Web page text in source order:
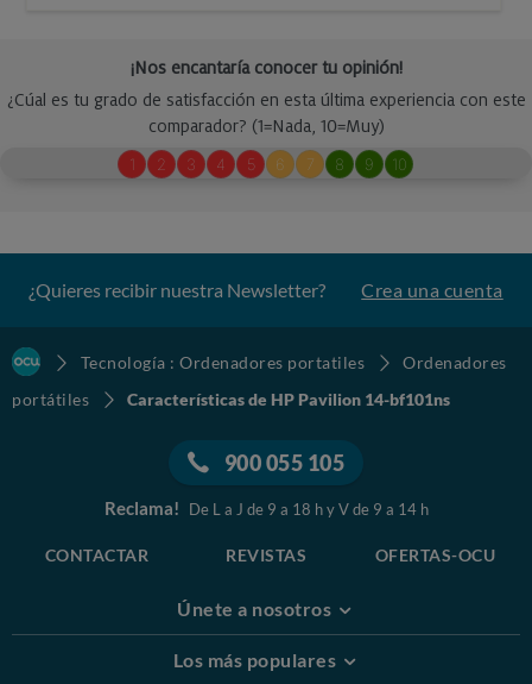
¿Quieres recibir nuestra Newsletter? Crea una cuenta
Tecnología : Ordenadores portatiles
Ordenadores
portátiles
Características de HP Pavilion 14-bf101ns
900 055 105
Reclama! De L a J de 9 a 18 h y V de 9 a 14 h
CONTACTAR REVISTAS OFERTAS-OCU
Únete a nosotros
Los más populares